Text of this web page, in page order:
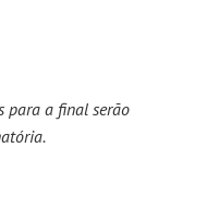
para a final serão